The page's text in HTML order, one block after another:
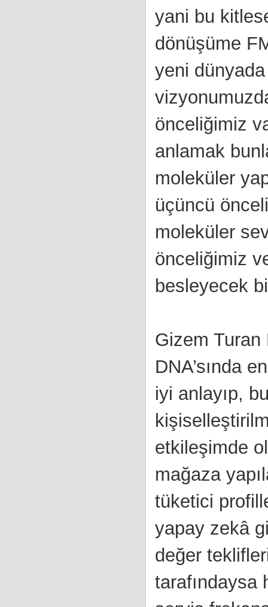
yani bu
dönüşüme
yeni
önceliğimiz
anlamak
moleküler
üçüncü
moleküler
önceliğimiz
besleyecek
Gizem Turan
DNA’sında
iyi anlayıp,
etkileşimde
mağaza
tüketici
yapay zekâ
değer
tarafındaysa